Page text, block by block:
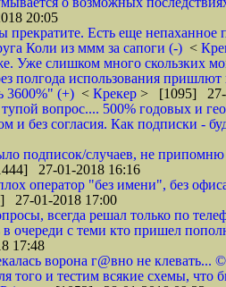
20:05
прекратите. Есть еще непаханное
Коли из ммм за сапоги (-) <
Уже слишком много скользких
полгода использования
3600%" (+) < Крекер > [1095] 27-
вопрос.... 500% годовых и
и без согласия. Как подписки -
подписок/случаев, не
27-01-2018 16:16
оператор "без имени", без
27-01-2018 17:00
всегда решал только по
в очереди с теми кто пришел
17:48
ворона г@вно не клевать...
того и тестим всякие схемы, что